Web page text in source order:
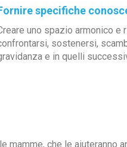
specifiche
uno spazio armonico e
sostenersi,
e in quelli
che le aiuteranno